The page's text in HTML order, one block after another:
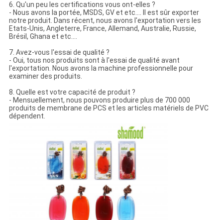
6. Qu'un peu les certifications vous ont-elles ?
- Nous avons la portée, MSDS, GV et etc…. Il est sûr exporter
notre produit. Dans récent, nous avons l'exportation vers les
Etats-Unis, Angleterre, France, Allemand, Australie, Russie,
Brésil, Ghana et etc….
7. Avez-vous l'essai de qualité ?
- Oui, tous nos produits sont à l'essai de qualité avant
l'exportation. Nous avons la machine professionnelle pour
examiner des produits.
8. Quelle est votre capacité de produit ?
- Mensuellement, nous pouvons produire plus de 700 000
produits de membrane de PCS et les articles matériels de PVC
dépendent.